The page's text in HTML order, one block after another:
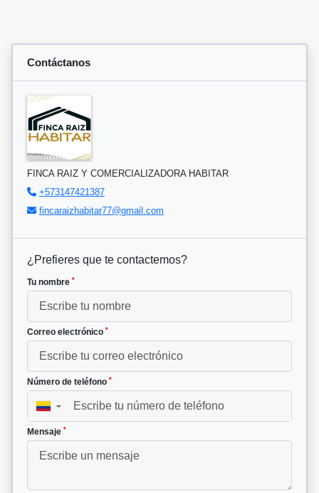
Contáctanos
FINCA RAIZ Y COMERCIALIZADORA HABITAR
+573147421387
fincaraizhabitar77@gmail.com
¿Prefieres que te contactemos?
Tu nombre *
Correo electrónico *
Número de teléfono *
▼
Mensaje *